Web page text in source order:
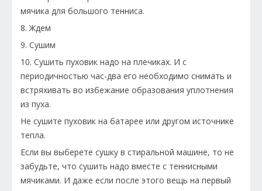
мячика для большого тенниса.
8. Ждем
9. Сушим
10. Сушить пуховик надо на плечиках. И с
периодичностью час-два его необходимо снимать и
встряхивать во избежание образования уплотнения
из пуха.
Не сушите пуховик на батарее или другом источнике
тепла.
Если вы выберете сушку в стиральной машине, то не
забудьте, что сушить надо вместе с теннисными
мячиками. И даже если после этого вещь на первый